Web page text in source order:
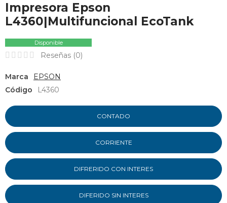
Impresora Epson
L4360|Multifuncional EcoTank
Disponible
Reseñas (0)
Marca
EPSON
Código
L4360
CONTADO
CORRIENTE
DIFRERIDO CON INTERES
DIFERIDO SIN INTERES